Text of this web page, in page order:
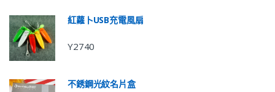
紅蘿卜USB充電風扇
Y2740
不銹鋼光紋名片盒